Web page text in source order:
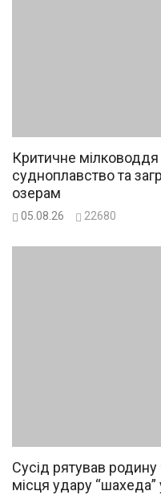
Критичне
судноплавство та
озерам
05.08.26 22680
Сусід рятував родину
місця удару “шахеда”